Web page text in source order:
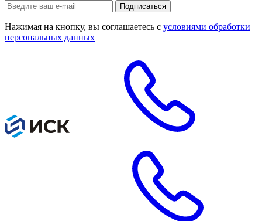
Нажимая на кнопку, вы соглашаетесь с условиями обработки
персональных данных